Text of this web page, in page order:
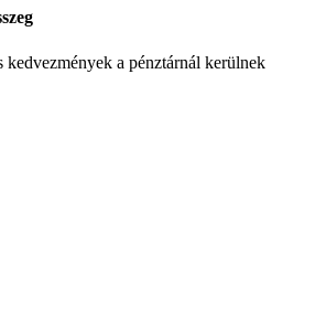
kedvezmények a pénztárnál kerülnek